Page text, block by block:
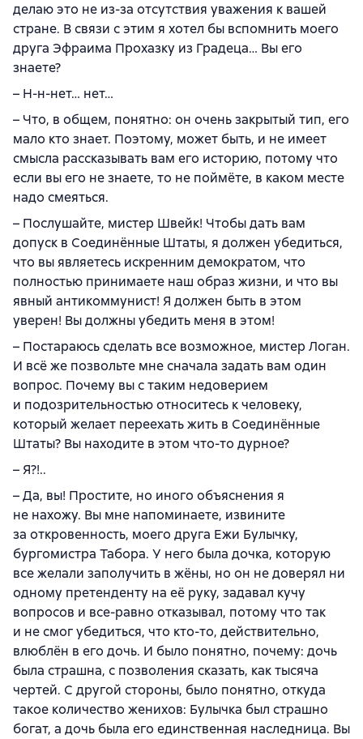
делаю это не из-за отсутствия уважения к вашей
стране. В связи с этим я хотел бы вспомнить моего
друга Эфраима Прохазку из Градеца… Вы его
знаете?
– Н-н-нет… нет…
– Что, в общем, понятно: он очень закрытый тип, его
мало кто знает. Поэтому, может быть, и не имеет
смысла рассказывать вам его историю, потому что
если вы его не знаете, то не поймёте, в каком месте
надо смеяться.
– Послушайте, мистер Швейк! Чтобы дать вам
допуск в Соединённые Штаты, я должен убедиться,
что вы являетесь искренним демократом, что
полностью принимаете наш образ жизни, и что вы
явный антикоммунист! Я должен быть в этом
уверен! Вы должны убедить меня в этом!
– Постараюсь сделать все возможное, мистер Логан.
И всё же позвольте мне сначала задать вам один
вопрос. Почему вы с таким недоверием
и подозрительностью относитесь к человеку,
который желает переехать жить в Соединённые
Штаты? Вы находите в этом что-то дурное?
– Я?!..
– Да, вы! Простите, но иного объяснения я
не нахожу. Вы мне напоминаете, извините
за откровенность, моего друга Ежи Булычку,
бургомистра Табора. У него была дочка, которую
все желали заполучить в жёны, но он не доверял ни
одному претенденту на её руку, задавал кучу
вопросов и все-равно отказывал, потому что так
и не смог убедиться, что кто-то, действительно,
влюблён в его дочь. И было понятно, почему: дочь
была страшна, с позволения сказать, как тысяча
чертей. С другой стороны, было понятно, откуда
такое количество женихов: Булычка был страшно
богат, а дочь была его единственная наследница. Вы